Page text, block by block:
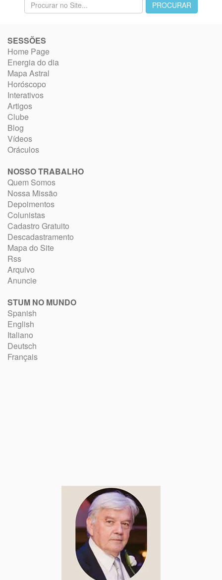
SESSÕES
Home Page
Energia do dia
Mapa Astral
Horóscopo
Interativos
Artigos
Clube
Blog
Vídeos
Oráculos
NOSSO TRABALHO
Quem Somos
Nossa Missão
Depoimentos
Colunistas
Cadastro Gratuito
Descadastramento
Mapa do Site
Rss
Arquivo
Anuncie
STUM NO MUNDO
Spanish
English
Italiano
Deutsch
Français